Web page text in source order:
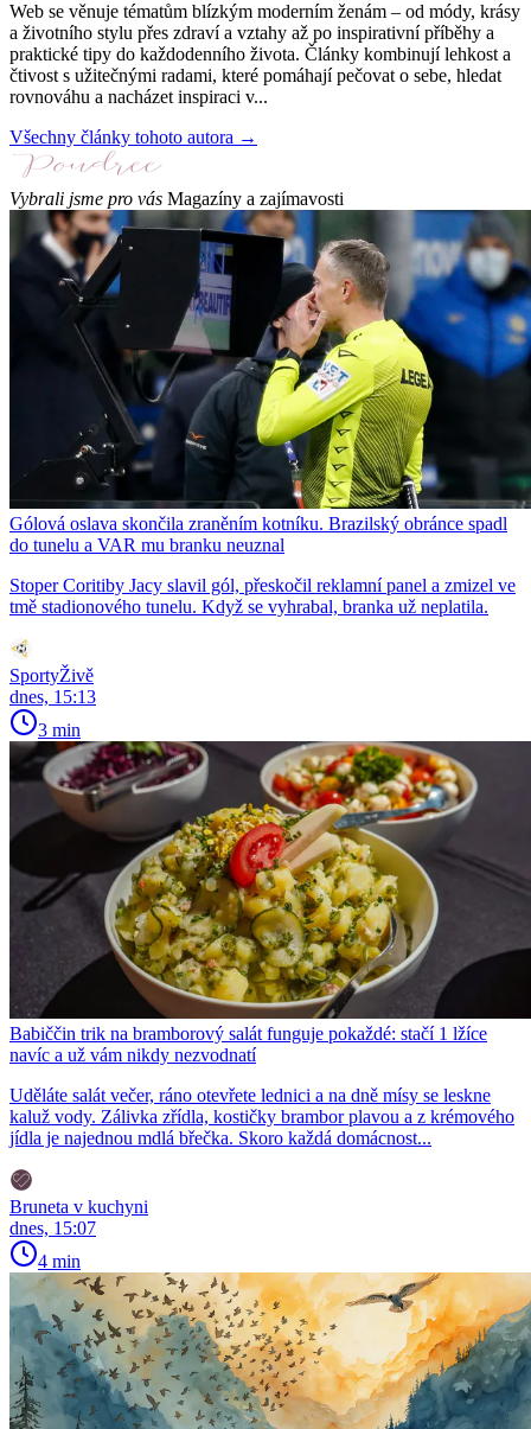
Web se věnuje tématům blízkým moderním ženám – od módy, krásy
a životního stylu přes zdraví a vztahy až po inspirativní příběhy a
praktické tipy do každodenního života. Články kombinují lehkost a
čtivost s užitečnými radami, které pomáhají pečovat o sebe, hledat
rovnováhu a nacházet inspiraci v...
Všechny články tohoto autora →
Vybrali jsme pro vás Magazíny a zajímavosti
Gólová oslava skončila zraněním kotníku. Brazilský obránce spadl
do tunelu a VAR mu branku neuznal
Stoper Coritiby Jacy slavil gól, přeskočil reklamní panel a zmizel ve
tmě stadionového tunelu. Když se vyhrabal, branka už neplatila.
SportyŽivě
dnes, 15:13
3 min
Babiččin trik na bramborový salát funguje pokaždé: stačí 1 lžíce
navíc a už vám nikdy nezvodnatí
Uděláte salát večer, ráno otevřete lednici a na dně mísy se leskne
kaluž vody. Zálivka zřídla, kostičky brambor plavou a z krémového
jídla je najednou mdlá břečka. Skoro každá domácnost...
Bruneta v kuchyni
dnes, 15:07
4 min